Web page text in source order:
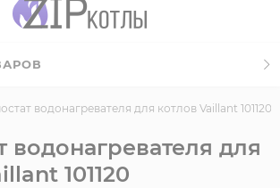
водонагревателя для котлов Vaillant 101120
водонагревателя для
101120